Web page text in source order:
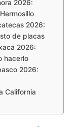
2026:
2026:
de placas
2026:
hacerlo
2026:
California